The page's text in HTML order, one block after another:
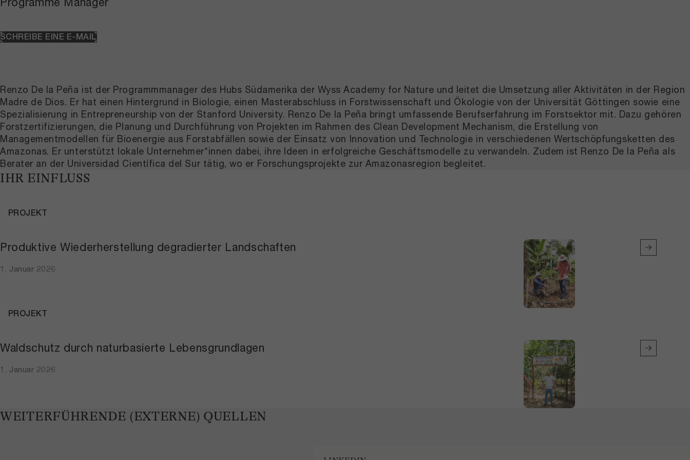
SCHREIBE EINE E-MAIL
Renzo De la Peña ist der Programmmanager des Hubs Südamerika der Wyss Academy for Nature und leitet die Umsetzung aller Aktivitäten in der Region
Madre de Dios. Er hat einen Hintergrund in Biologie, einen Masterabschluss in Forstwissenschaft und Ökologie von der Universität Göttingen sowie eine
Spezialisierung in Entrepreneurship von der Stanford University. Renzo De la Peña bringt umfassende Berufserfahrung im Forstsektor mit. Dazu gehören
Forstzertifizierungen, die Planung und Durchführung von Projekten im Rahmen des Clean Development Mechanism, die Erstellung von
Managementmodellen für Bioenergie aus Forstabfällen sowie der Einsatz von Innovation und Technologie in verschiedenen Wertschöpfungsketten des
Amazonas. Er unterstützt lokale Unternehmer*innen dabei, ihre Ideen in erfolgreiche Geschäftsmodelle zu verwandeln. Zudem ist Renzo De la Peña als
Berater an der Universidad Científica del Sur tätig, wo er Forschungsprojekte zur Amazonasregion begleitet.
IHR EINFLUSS
Produktive Wiederherstellung degradierter Landschaften
1. Januar 2026
PROJEKT
Waldschutz durch naturbasierte Lebensgrundlagen
1. Januar 2026
PROJEKT
WEITERFÜHRENDE (EXTERNE) QUELLEN